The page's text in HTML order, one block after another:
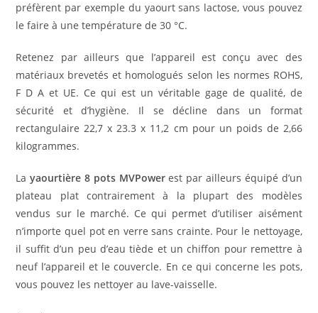
préfèrent par exemple du yaourt sans lactose, vous pouvez
le faire à une température de 30 °C.
Retenez par ailleurs que l’appareil est conçu avec des
matériaux brevetés et homologués selon les normes ROHS,
F D A et UE. Ce qui est un véritable gage de qualité, de
sécurité et d’hygiène. Il se décline dans un format
rectangulaire 22,7 x 23.3 x 11,2 cm pour un poids de 2,66
kilogrammes.
Layaourtière 8 pots MVPowerest par ailleurs équipé d’un
plateau plat contrairement à la plupart des modèles
vendus sur le marché. Ce qui permet d’utiliser aisément
n’importe quel pot en verre sans crainte. Pour le nettoyage,
il suffit d’un peu d’eau tiède et un chiffon pour remettre à
neuf l’appareil et le couvercle. En ce qui concerne les pots,
vous pouvez les nettoyer au lave-vaisselle.